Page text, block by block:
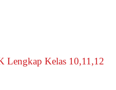
Kelas 10,11,12